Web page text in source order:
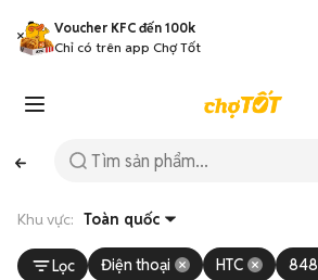
Voucher KFC đến 100k
Chỉ có trên app Chợ Tốt
Khu vực: Toàn quốc
Lọc Điện thoại HTC 848